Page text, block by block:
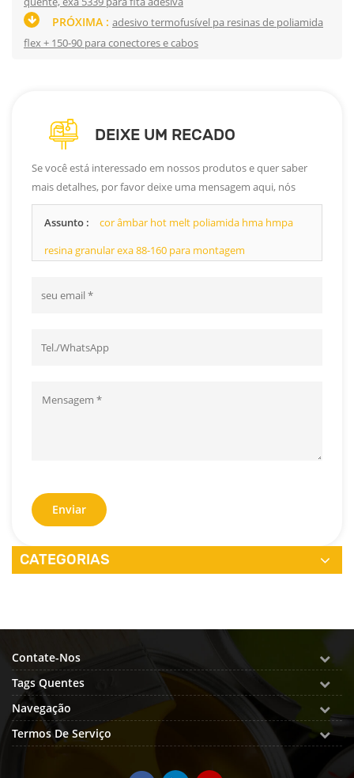
PRÓXIMA : adesivo termofusível pa resinas de poliamida
flex + 150-90 para conectores e cabos
DEIXE UM RECADO
Se você está interessado em nossos produtos e quer saber
mais detalhes, por favor deixe uma mensagem aqui, nós
responderemos o mais breve possível.
Assunto :
cor âmbar hot melt poliamida hma hmpa
resina granular exa 88-160 para montagem
Enviar
CATEGORIAS
Contate-Nos
Tags Quentes
Navegação
Termos De Serviço